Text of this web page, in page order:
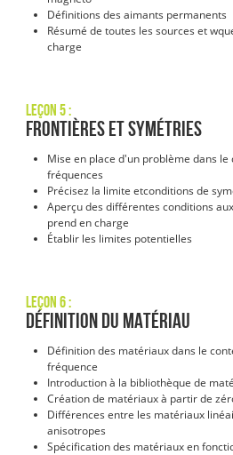
Définitions des aimants permanents
Résumé de toutes les sources et w
charge
Leçon 5 :
Frontières et symétries
Mise en place d'un problème dans le
fréquences
Précisez la limite etconditions de
Aperçu des différentes conditions
prend en charge
Établir les limites potentielles
Leçon 6 :
Définition du matériau
Définition des matériaux dans le
fréquence
Introduction à la bibliothèque de
Création de matériaux à partir de
Différences entre les matériaux
anisotropes
Spécification des matériaux en